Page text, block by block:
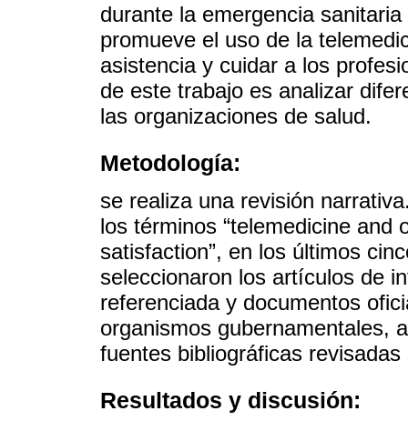
durante la emergencia
promueve el uso de la
asistencia y cuidar a los
de este trabajo es analizar
las organizaciones de salud.
Metodología:
se realiza una revisión
los términos “telemedicine and
satisfaction”, en los últimos
seleccionaron los artículos de
referenciada y documentos
organismos gubernamentales,
fuentes bibliográficas
Resultados y discusión: